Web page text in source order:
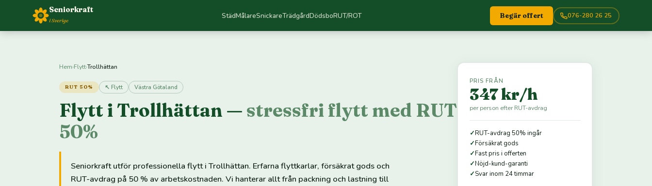
Seniorkraft
i Sverige StädMålareSnickareTrädgårdDödsboRUT/ROT Begär offert 076-280 26 25
Hem›Flytt›Trollhättan
RUT 50% ↖ Flytt Västra Götaland
Flytt i Trollhättan — stressfri flytt med RUT
50%
Seniorkraft utför professionella flytt i Trollhättan. Erfarna flyttkarlar, försäkrat gods och
RUT-avdrag på 50 % av arbetskostnaden. Vi hanterar allt från packning och lastning till
PRIS FRÅN
347 kr/h
per person efter RUT-avdrag
✓RUT-avdrag 50% ingår
✓Försäkrat gods
✓Fast pris i offerten
✓Nöjd-kund-garanti
✓Svar inom 24 timmar